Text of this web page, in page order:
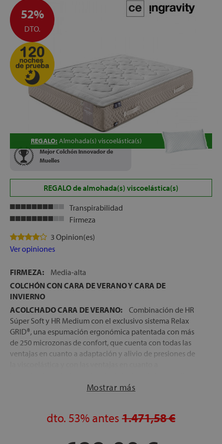
52%
DTO.
Mejor Colchón Innovador de
Muelles
REGALO: Almohada(s) viscoelástica(s)
REGALO de almohada(s) viscoelástica(s)
Transpirabilidad
Firmeza
3 Opinion(es)
Ver opiniones
FIRMEZA:
Media-alta
COLCHÓN CON CARA DE VERANO Y CARA DE
INVIERNO
ACOLCHADO CARA DE VERANO:
Combinación de HR
Súper Soft y HR Medium con el exclusivo sistema Relax
GRID®, una espumación ergonómica patentada con más
de 250 microzonas de confort, que cuenta con todas las
ventajas en cuanto a adaptación y alivio de presiones de
una tumbada muy acogedora, con un plus de adaptación
Mostrar más
dto. 53% antes 1.471,58 €